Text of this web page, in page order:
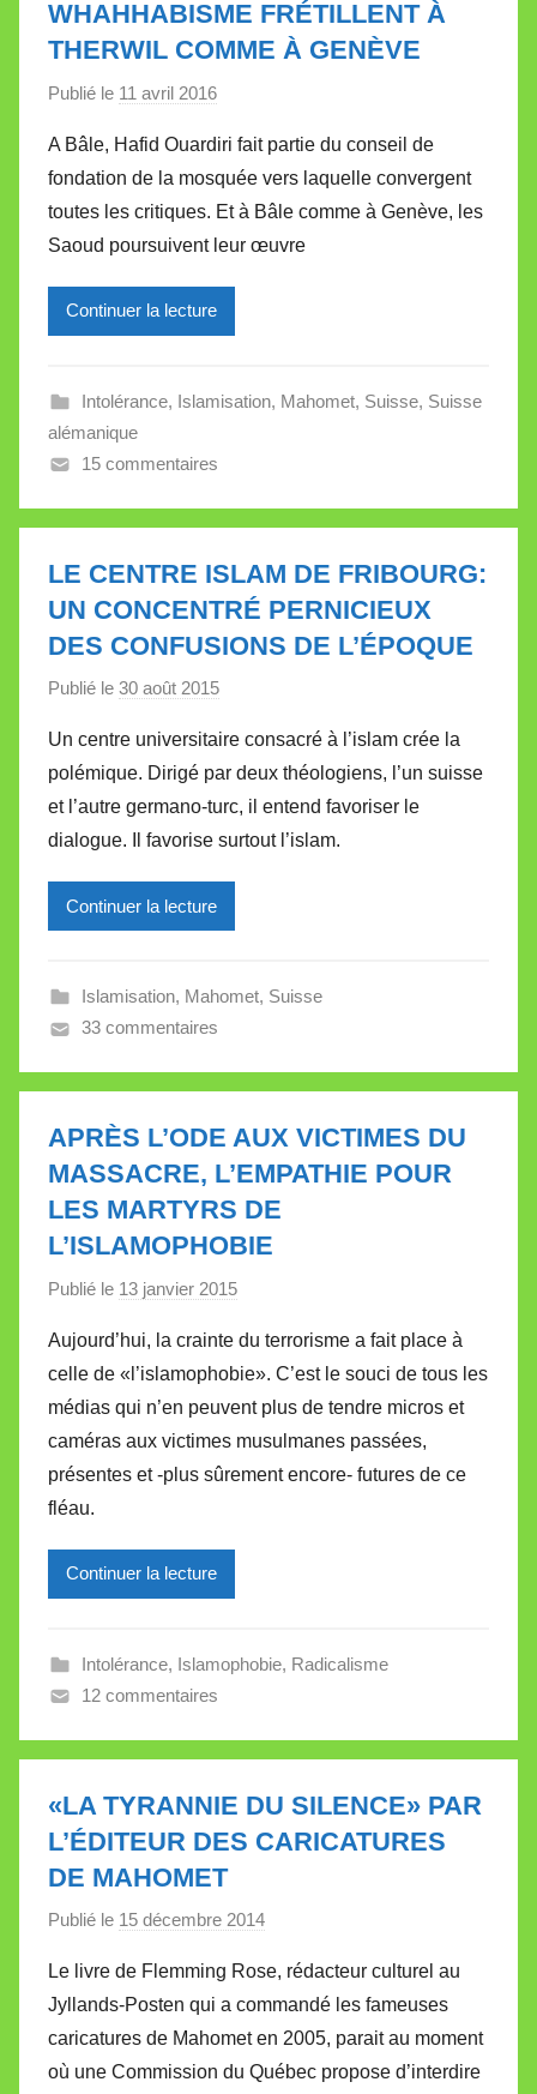
t
t
e
WHAHHABISME FRÉTILLENT À
THERWIL COMME À GENÈVE
Publié le 11 avril 2016
r
M
i
r
l
e
l
e
t
e
A Bâle, Hafid Ouardiri fait partie du conseil de
fondation de la mosquée vers laquelle convergent
toutes les critiques. Et à Bâle comme à Genève, les
Saoud poursuivent leur œuvre
Continuer la lecture
Intolérance, Islamisation, Mahomet, Suisse, Suisse
alémanique
15 commentaires
LE CENTRE ISLAM DE FRIBOURG:
UN CONCENTRÉ PERNICIEUX
DES CONFUSIONS DE L’ÉPOQUE
Publié le 30 août 2015
r
M
i
r
l
e
l
l
t
t
e
Un centre universitaire consacré à l’islam crée la
polémique. Dirigé par deux théologiens, l’un suisse
et l’autre germano-turc, il entend favoriser le
dialogue. Il favorise surtout l’islam.
Continuer la lecture
Islamisation, Mahomet, Suisse
33 commentaires
APRÈS L’ODE AUX VICTIMES DU
MASSACRE, L’EMPATHIE POUR
LES MARTYRS DE
L’ISLAMOPHOBIE
Publié le 13 janvier 2015
r
M
i
r
e
a
e
e
Aujourd’hui, la crainte du terrorisme a fait place à
celle de «l’islamophobie». C’est le souci de tous les
médias qui n’en peuvent plus de tendre micros et
caméras aux victimes musulmanes passées,
présentes et -plus sûrement encore- futures de ce
fléau.
Continuer la lecture
Intolérance, Islamophobie, Radicalisme
12 commentaires
«LA TYRANNIE DU SILENCE» PAR
L’ÉDITEUR DES CARICATURES
DE MAHOMET
Publié le 15 décembre 2014
r
M
i
r
Le livre de Flemming Rose, rédacteur culturel au
Jyllands-Posten qui a commandé les fameuses
caricatures de Mahomet en 2005, parait au moment
où une Commission du Québec propose d’interdire